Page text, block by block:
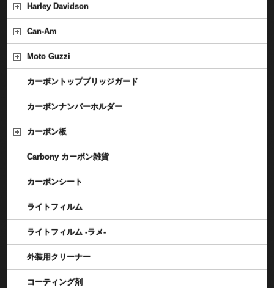
Harley Davidson
Can-Am
Moto Guzzi
カーボントップブリッジガード
カーボンナンバーホルダー
カーボン板
Carbony カーボン雑貨
カーボンシート
ライトフィルム
ライトフィルム -ラメ-
外装用クリーナー
コーティング剤